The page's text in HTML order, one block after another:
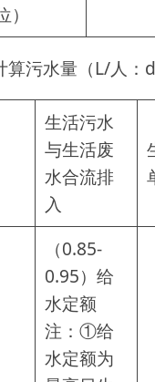
）
算污水量（L/人：
生活污水
与生活废
水合流排
入
（0.85-
0.95）给
水定额
注：①给
水定额为